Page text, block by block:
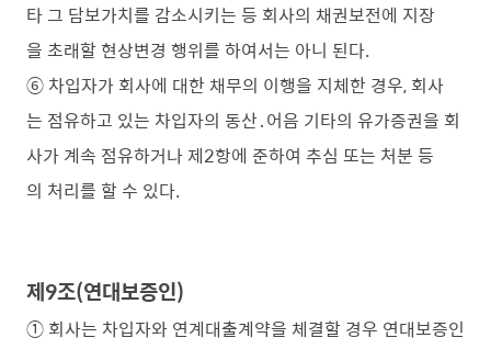
타 그 담보가치를 감소시키는 등 회사의 채권보전에 지장
을 초래할 현상변경 행위를 하여서는 아니 된다.
⑥ 차입자가 회사에 대한 채무의 이행을 지체한 경우, 회사
는 점유하고 있는 차입자의 동산․어음 기타의 유가증권을 회
사가 계속 점유하거나 제2항에 준하여 추심 또는 처분 등
의 처리를 할 수 있다.
제9조(연대보증인)
① 회사는 차입자와 연계대출계약을 체결할 경우 연대보증인